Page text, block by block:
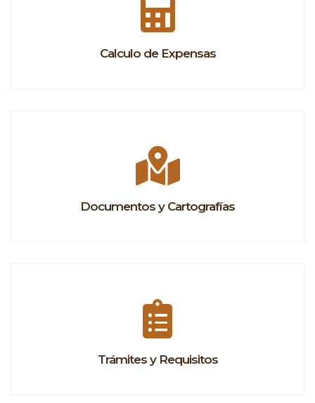
Calculo de Expensas
Documentos y Cartografías
Trámites y Requisitos